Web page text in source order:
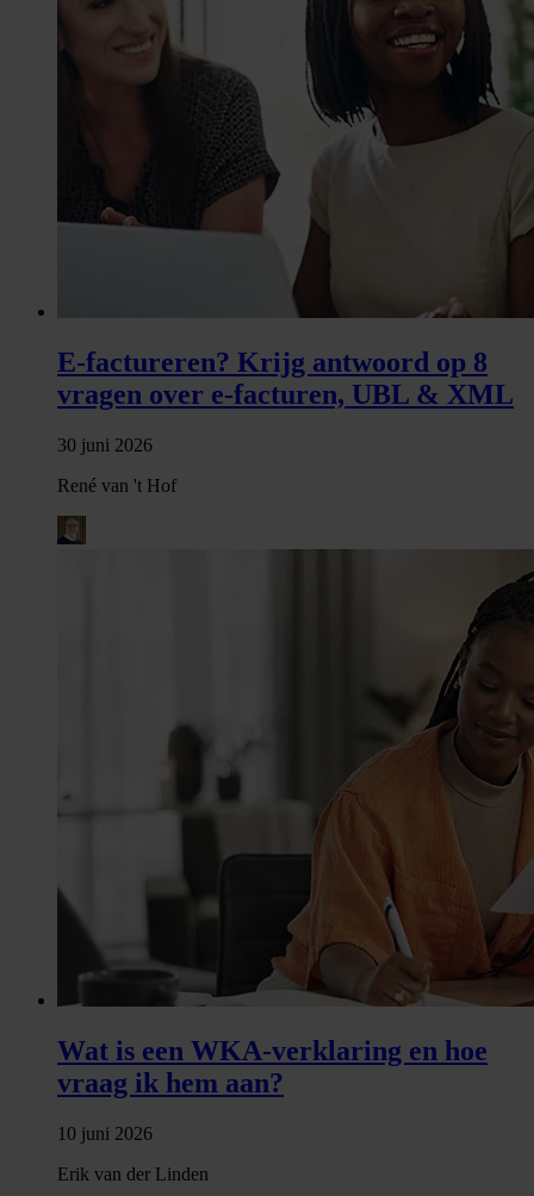
E-factureren? Krijg antwoord op 8
vragen over e-facturen, UBL & XML
30 juni 2026
René van 't Hof
Wat is een WKA-verklaring en hoe
vraag ik hem aan?
10 juni 2026
Erik van der Linden